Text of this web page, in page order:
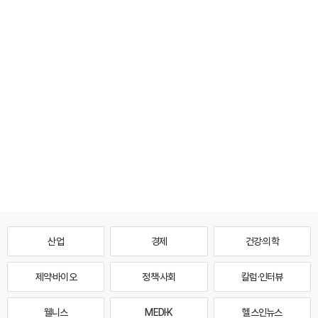
산업 경제 건강·의학
제약·바이오 정책·사회 칼럼·인터뷰
웰니스 MEDI·K 헬스인뉴스